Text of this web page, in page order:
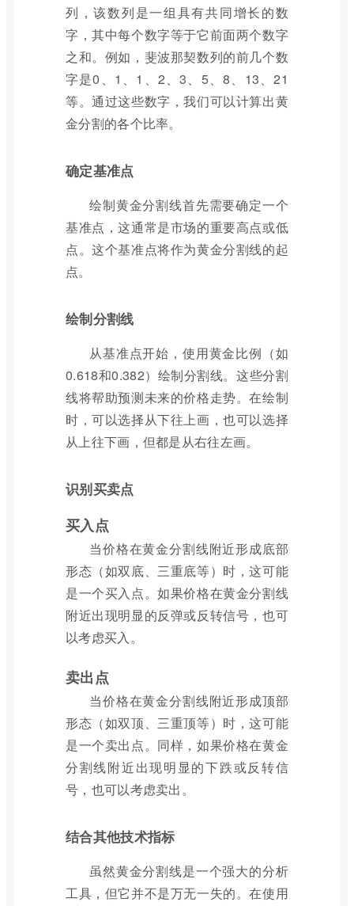
列，该数列是一组具有共同增长的数
字，其中每个数字等于它前面两个数字
之和。例如，斐波那契数列的前几个数
字是0、1、1、2、3、5、8、13、21
等。通过这些数字，我们可以计算出黄
金分割的各个比率。
确定基准点
绘制黄金分割线首先需要确定一个
基准点，这通常是市场的重要高点或低
点。这个基准点将作为黄金分割线的起
点。
绘制分割线
从基准点开始，使用黄金比例（如
0.618和0.382）绘制分割线。这些分割
线将帮助预测未来的价格走势。在绘制
时，可以选择从下往上画，也可以选择
从上往下画，但都是从右往左画。
识别买卖点
买入点
当价格在黄金分割线附近形成底部
形态（如双底、三重底等）时，这可能
是一个买入点。如果价格在黄金分割线
附近出现明显的反弹或反转信号，也可
以考虑买入。
卖出点
当价格在黄金分割线附近形成顶部
形态（如双顶、三重顶等）时，这可能
是一个卖出点。同样，如果价格在黄金
分割线附近出现明显的下跌或反转信
号，也可以考虑卖出。
结合其他技术指标
虽然黄金分割线是一个强大的分析
工具，但它并不是万无一失的。在使用